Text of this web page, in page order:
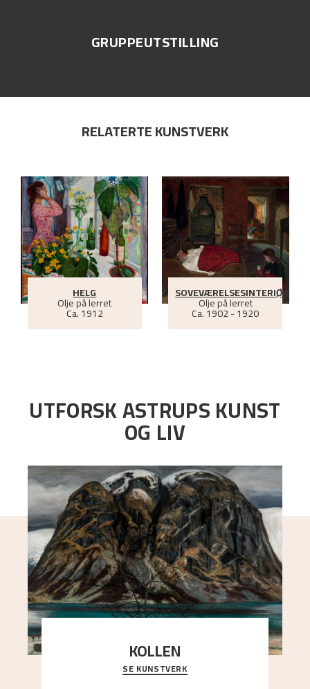
GRUPPEUTSTILLING
RELATERTE KUNSTVERK
HELG
Olje på lerret
Ca.1912
SOVEVÆRELSESINTERIØR
Olje på lerret
Ca.1902 - 1920
UTFORSK ASTRUPS KUNST
OG LIV
KOLLEN
Et ruvende fjell dominerer bildeflaten, og står i
sterk kontrast til det spinkle rognetreet ute
SE KUNSTVERK